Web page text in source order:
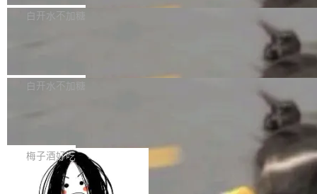
员工参与设立的专项资产管理计划。其中，Dee
获配9...
一个回归问题，该问题导致拉取镜像时会拒绝包
题，该问题可能导致在旧版 Linux 内核...
e 孵化器项目管理委员会（IPMC）投票中获得
P）！这一里程碑不仅标志着 Fluss 迈入新的发
白开水不加糖
长期停止内容更新，未能实现其作为“AI版维基百
提交的编辑请求也长期处于待处理状态。 Groki
pedia 于去年底上线，定位为由人工智能生成内
容的百科平台，被马斯克视为传统众包百科网站
白开水不加糖
是这样的：配 MessageSource 的 Bean、写 R
eloadableResourceBundleMessageSource、
声明 LocaleResolver、注册 LocaleChangeInt
梅子酒好吃
Apache Doris 4.1 全面增强 Iceberg：